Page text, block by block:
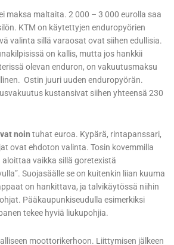
maksa maltaita. 2 000 – 3 000 eurolla saa
KTM on käytettyjen enduropyörien
valinta sillä varaosat ovat siihen edullisia.
on kallis, mutta jos hankkii
olevan enduron, on vakuutusmaksu
Ostin juuri uuden enduropyörän.
kustansivat siihen yhteensä 230
noin tuhat euroa. Kypärä, rintapanssari,
ovat ehdoton valinta. Tosin kovemmilla
vaikka sillä goretexistä
Suojasäälle se on kuitenkin liian kuuma
on hankittava, ja talvikäytössä niihin
Pääkaupunkiseudulla esimerkiksi
tekee hyviä liukupohjia.
moottorikerhoon. Liittymisen jälkeen